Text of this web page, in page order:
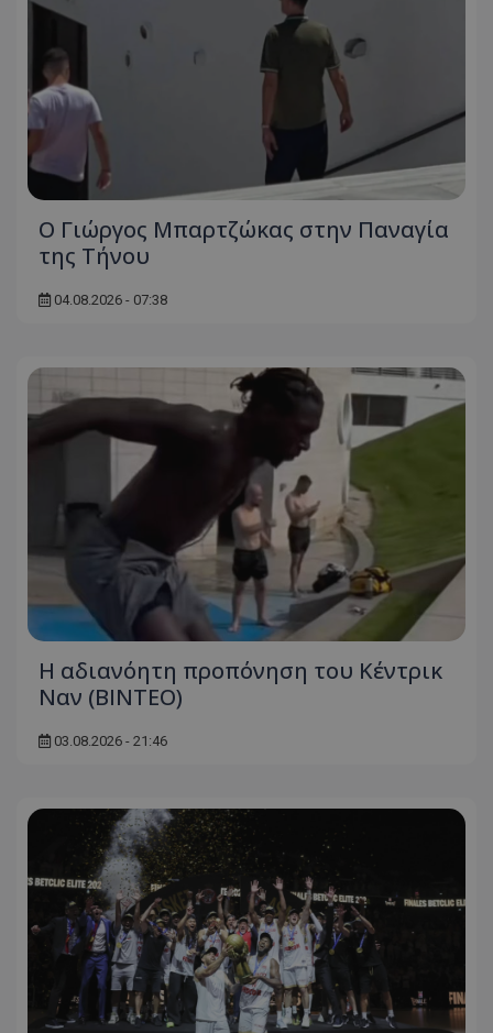
Ο Γιώργος Μπαρτζώκας στην Παναγία
της Τήνου
04.08.2026 - 07:38
Η αδιανόητη προπόνηση του Κέντρικ
Ναν (BINTEO)
03.08.2026 - 21:46